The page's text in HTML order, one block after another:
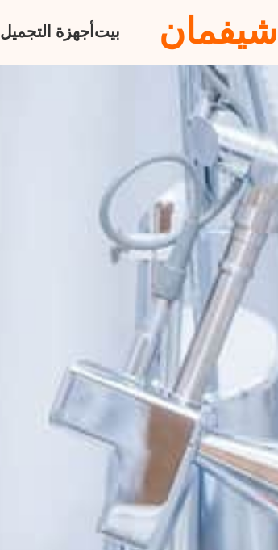
شيفمان بيت أجهزة التجميل